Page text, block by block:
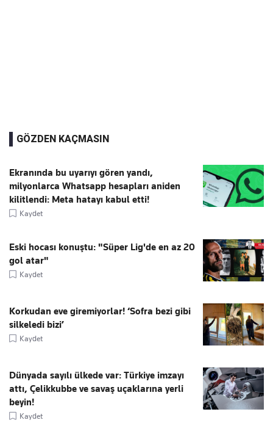
GÖZDEN KAÇMASIN
Ekranında bu uyarıyı gören yandı,
milyonlarca Whatsapp hesapları aniden
kilitlendi: Meta hatayı kabul etti!
Kaydet
Eski hocası konuştu: "Süper Lig'de en az 20
gol atar"
Kaydet
Korkudan eve giremiyorlar! ‘Sofra bezi gibi
silkeledi bizi’
Kaydet
Dünyada sayılı ülkede var: Türkiye imzayı
attı, Çelikkubbe ve savaş uçaklarına yerli
beyin!
Kaydet